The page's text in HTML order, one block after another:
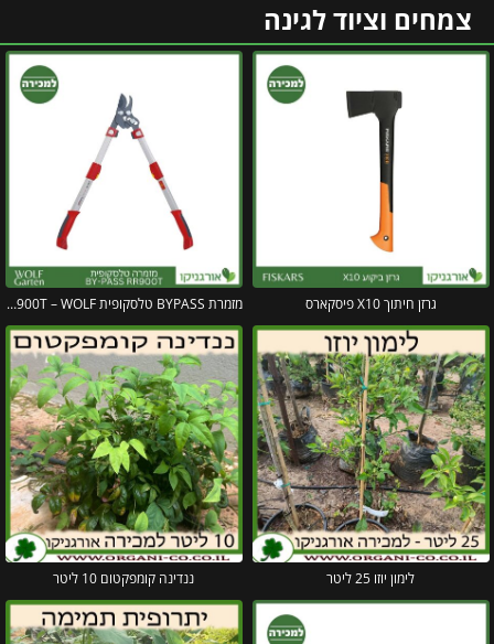
צמחים וציוד לגינה
גרזן חיתוך X10 פיסקארס מזמרת BYPASS טלסקופית RR900T – WOLF
לימון יוזו 25 ליטר ננדינה קומפקטום 10 ליטר